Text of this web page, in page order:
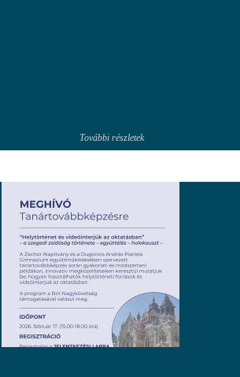
További részletek